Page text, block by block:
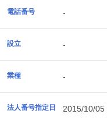
電話番号 -
設立 -
業種 -
法人番号指定日 2015/10/05